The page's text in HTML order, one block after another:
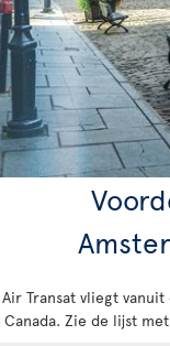
Air Transat vliegt
Canada. Zie de lijst